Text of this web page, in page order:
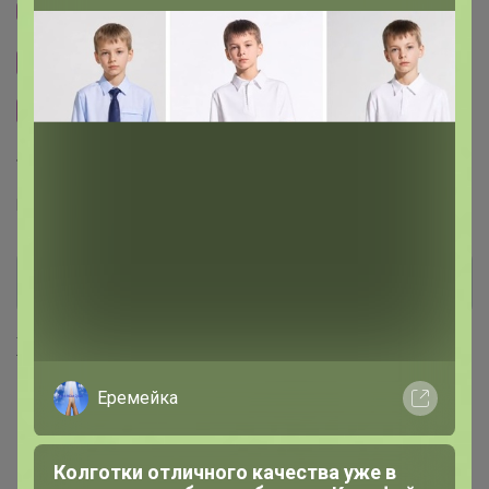
Тема отзывов
Сайт закупки
Размерная сетка
Торговые марки
Хиты продаж
Еремейка
Колготки отличного качества уже в